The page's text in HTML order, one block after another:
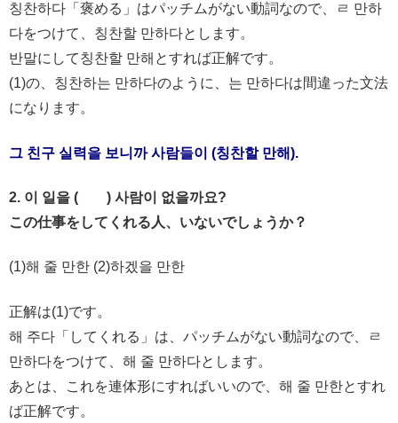
칭찬하다「褒める」はパッチムがない動詞なので、ㄹ 만하
다をつけて、칭찬할 만하다とします。
반말にして칭찬할 만해とすれば正解です。
(1)の、칭찬하는 만하다のように、는 만하다は間違った文法
になります。
그 친구 실력을 보니까 사람들이 (칭찬할 만해).
2. 이 일을 ( ) 사람이 없을까요?
この仕事をしてくれる人、いないでしょうか？
(1)해 줄 만한 (2)하겠을 만한
正解は(1)です。
해 주다「してくれる」は、パッチムがない動詞なので、ㄹ
만하다をつけて、해 줄 만하다とします。
あとは、これを連体形にすればいいので、해 줄 만한とすれ
ば正解です。